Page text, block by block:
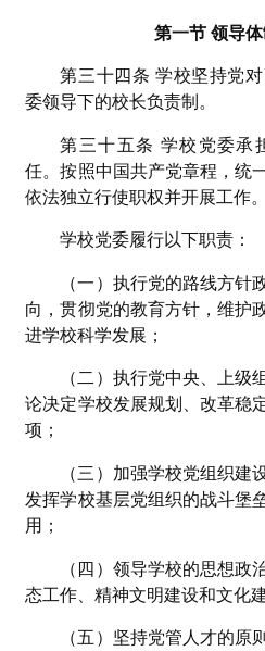
第一节 领导
第三十四条 学校坚持党
委领导下的校长负责制。
第三十五条 学校党委承
任。按照中国共产党章程，统
依法独立行使职权并开展工作。
学校党委履行以下职责：
（一）执行党的路线方针
向，贯彻党的教育方针，维护
进学校科学发展；
（二）执行党中央、上级
论决定学校发展规划、改革稳
项；
（三）加强学校党组织建
发挥学校基层党组织的战斗堡
用；
（四）领导学校的思想政
态工作、精神文明建设和文化
（五）坚持党管人才的原